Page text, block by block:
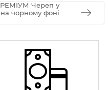
Череп у
на чорному фоні